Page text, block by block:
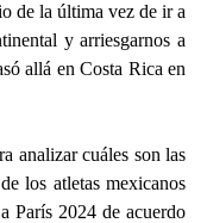
de la última vez de ir a
y arriesgarnos a
allá en Costa Rica en
analizar cuáles son las
los atletas mexicanos
París 2024 de acuerdo